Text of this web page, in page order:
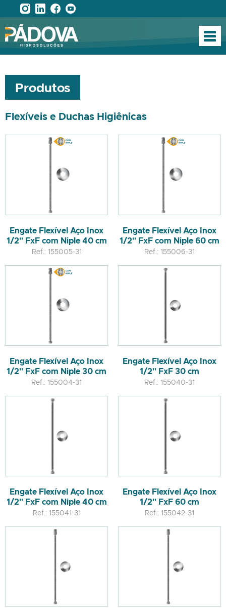
Produtos
Flexíveis e Duchas Higiênicas
Engate Flexível Aço Inox
1/2" FxF com Niple 40 cm
Ref.: 155005-31
Engate Flexível Aço Inox
1/2" FxF com Niple 60 cm
Ref.: 155006-31
Engate Flexível Aço Inox
1/2" FxF com Niple 30 cm
Ref.: 155004-31
Engate Flexível Aço Inox
1/2" FxF 30 cm
Ref.: 155040-31
Engate Flexível Aço Inox
1/2" FxF com Niple 40 cm
Ref.: 155041-31
Engate Flexível Aço Inox
1/2" FxF 60 cm
Ref.: 155042-31